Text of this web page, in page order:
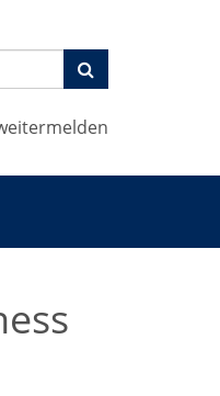
Suchen